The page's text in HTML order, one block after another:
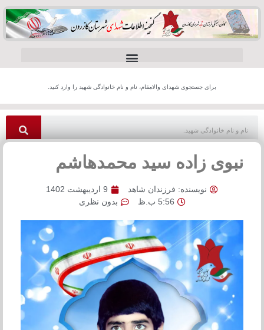
برای جستجوی شهدای والامقام، نام و نام خانوادگی شهید را وارد کنید.
نبوی زاده سید محمدهاشم
نویسنده: فرزندان شاهد
9 اردیبهشت 1402
5:56 ب.ظ
بدون نظری